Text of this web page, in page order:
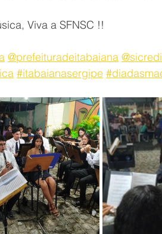
Viva a SFNSC !!
@prefeituradeitabaiana
#itabaianasergipe